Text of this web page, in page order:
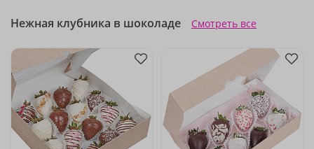
Нежная клубника в шоколаде Смотреть все